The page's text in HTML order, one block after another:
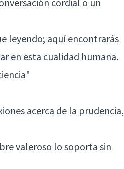
cordial o un
leyendo; aquí encontrarás
en esta cualidad humana.
acerca de la prudencia,
valeroso lo soporta sin